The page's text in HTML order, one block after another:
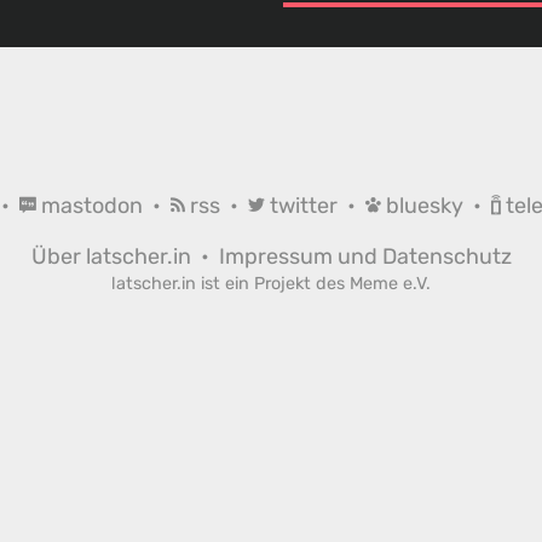
mastodon • rss • twitter • bluesky •
Über latscher.in • Impressum und Datenschutz
latscher.in ist ein Projekt des Meme e.V.